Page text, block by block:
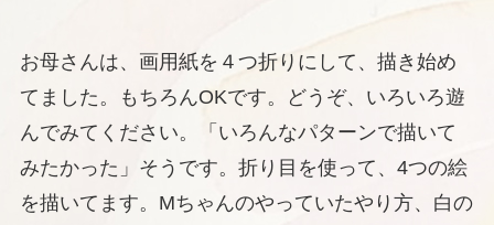
お母さんは、画用紙を４つ折りにして、描き始め
てました。もちろんOKです。どうぞ、いろいろ遊
んでみてください。「いろんなパターンで描いて
みたかった」そうです。折り目を使って、4つの絵
を描いてます。Mちゃんのやっていたやり方、白の